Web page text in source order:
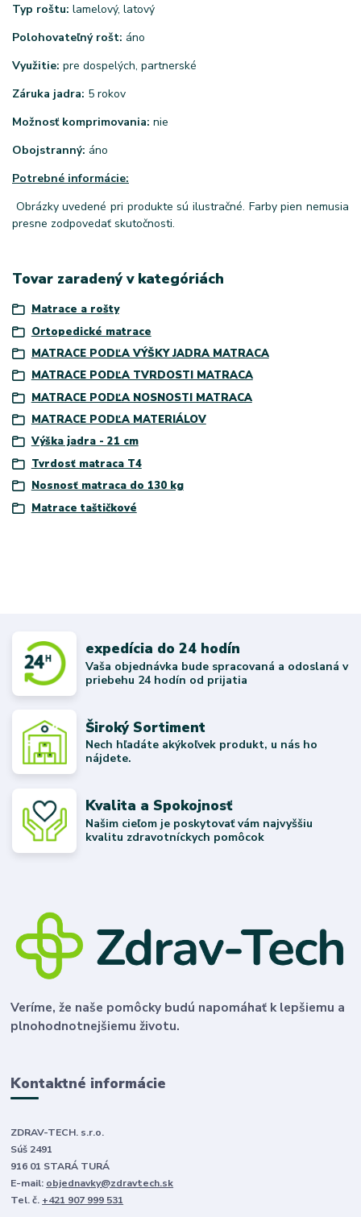
Typ roštu: lamelový, latový
Polohovateľný rošt: áno
Využitie: pre dospelých, partnerské
Záruka jadra: 5 rokov
Možnosť komprimovania: nie
Obojstranný: áno
Potrebné informácie:
Obrázky uvedené pri produkte sú ilustračné. Farby pien nemusia
presne zodpovedať skutočnosti.
Tovar zaradený v kategóriách
Matrace a rošty
Ortopedické matrace
MATRACE PODĽA VÝŠKY JADRA MATRACA
MATRACE PODĽA TVRDOSTI MATRACA
MATRACE PODĽA NOSNOSTI MATRACA
MATRACE PODĽA MATERIÁLOV
Výška jadra - 21 cm
Tvrdosť matraca T4
Nosnosť matraca do 130 kg
Matrace taštičkové
expedícia do 24 hodín
Vaša objednávka bude spracovaná a odoslaná v
priebehu 24 hodín od prijatia
Široký Sortiment
Nech hľadáte akýkoľvek produkt, u nás ho
nájdete.
Kvalita a Spokojnosť
Našim cieľom je poskytovať vám najvyššiu
kvalitu zdravotníckych pomôcok
Veríme, že naše pomôcky budú napomáhať k lepšiemu a
plnohodnotnejšiemu životu.
Kontaktné informácie
ZDRAV-TECH. s.r.o.
Súš 2491
916 01 STARÁ TURÁ
E-mail: objednavky@zdravtech.sk
Tel. č. +421 907 999 531